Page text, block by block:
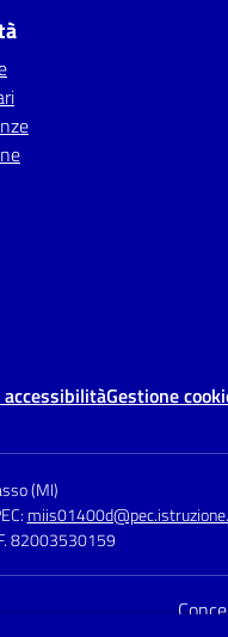
Gestione
(MI)
82003530159